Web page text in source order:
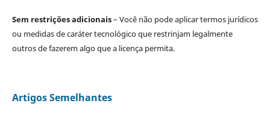
Sem restrições adicionais– Você não pode aplicar termos jurídicos
ou medidas de caráter tecnológico que restrinjam legalmente
outros de fazerem algo que a licença permita.
Artigos Semelhantes